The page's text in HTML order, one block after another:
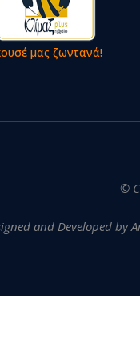
μας ζωντανά!
©
and Developed by